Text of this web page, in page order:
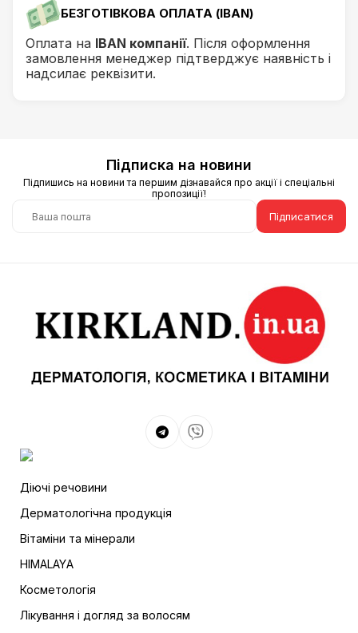
БЕЗГОТІВКОВА ОПЛАТА (IBAN)
Оплата на IBAN компанії. Після оформлення
замовлення менеджер підтверджує наявність і
надсилає реквізити.
Підписка на новини
Підпишись на новини та першим дізнавайся про акції і спеціальні
пропозиції!
Підписатися
Діючі речовини
Дерматологічна продукція
Вітаміни та мінерали
HIMALAYА
Косметологія
Лікування і догляд за волосям